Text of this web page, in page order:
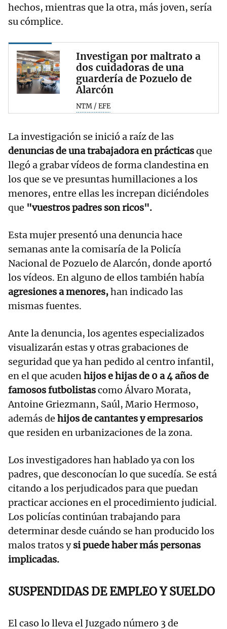
hechos, mientras que la otra, más joven, sería
su cómplice.
Investigan por maltrato a
dos cuidadoras de una
guardería de Pozuelo de
Alarcón
NTM / EFE
La investigación se inició a raíz de las
denuncias de una trabajadora en prácticasque
llegó a grabar vídeos de forma clandestina en
los que se ve presuntas humillaciones a los
menores, entre ellas les increpan diciéndoles
que "vuestros padres son ricos".
Esta mujer presentó una denuncia hace
semanas ante la comisaría de la Policía
Nacional de Pozuelo de Alarcón, donde aportó
los vídeos. En alguno de ellos también había
agresiones a menores,han indicado las
mismas fuentes.
Ante la denuncia, los agentes especializados
visualizarán estas y otras grabaciones de
seguridad que ya han pedido al centro infantil,
en el que acudenhijos e hijas de 0 a 4 años de
famosos futbolistascomo Álvaro Morata,
Antoine Griezmann, Saúl, Mario Hermoso,
además de hijos de cantantes y empresarios
que residen en urbanizaciones de la zona.
Los investigadores han hablado ya con los
padres, que desconocían lo que sucedía. Se está
citando a los perjudicados para que puedan
practicar acciones en el procedimiento judicial.
Los policías continúan trabajando para
determinar desde cuándo se han producido los
malos tratos ysi puede haber más personas
implicadas.
SUSPENDIDAS DE EMPLEO Y SUELDO
El caso lo lleva el Juzgado número 3 de